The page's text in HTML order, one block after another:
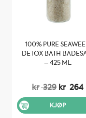
100% PURE
DETOX BATH
– 425 ML
kr329
var:
kr 329.
kr 264
KJØP